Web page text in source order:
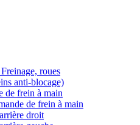
Freinage, roues
anti-blocage)
de frein à main
de frein à main
droit